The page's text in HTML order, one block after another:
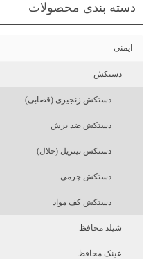
دسته بندی محصولات
ایمنی
دستکش
دستکش زنجیری (قصابی)
دستکش ضد برش
دستکش نیتریل (حلال)
دستکش چرمی
دستکش کف مواد
شیلد محافظ
عینک محافظ